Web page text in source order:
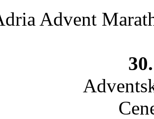
Advent